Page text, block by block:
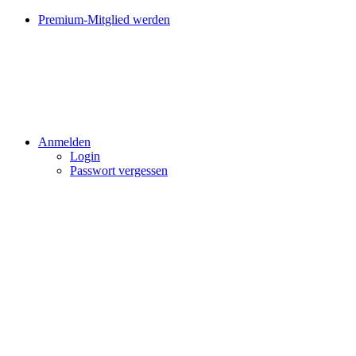
Premium-Mitglied werden
Anmelden
Login
Passwort vergessen